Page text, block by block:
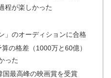
程が楽しかった
」のオーディションに合格
の格差（1000万と60億）
った
国最高峰の映画賞を受賞